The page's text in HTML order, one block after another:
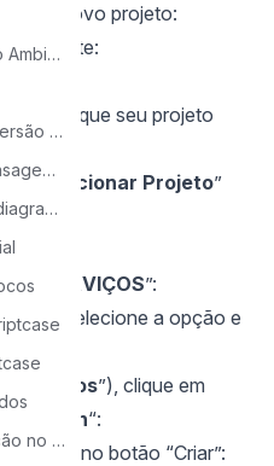
Reconfigurando a senha do Ambiente de Produção
Resolvendo problema de versão do Source Guardian
Geração de PDF exibe mensagem: 'Not Found'
Exemplos para criação de diagramas
Como realizar uma publicação no Scriptcase - Avançada
um novo projeto:
existente:
que seu projeto
“Selecionar Projeto”
E SERVIÇOS”:
API", selecione a opção e
e serviços”), clique em
OAuth“:
e clique no botão “Criar”: